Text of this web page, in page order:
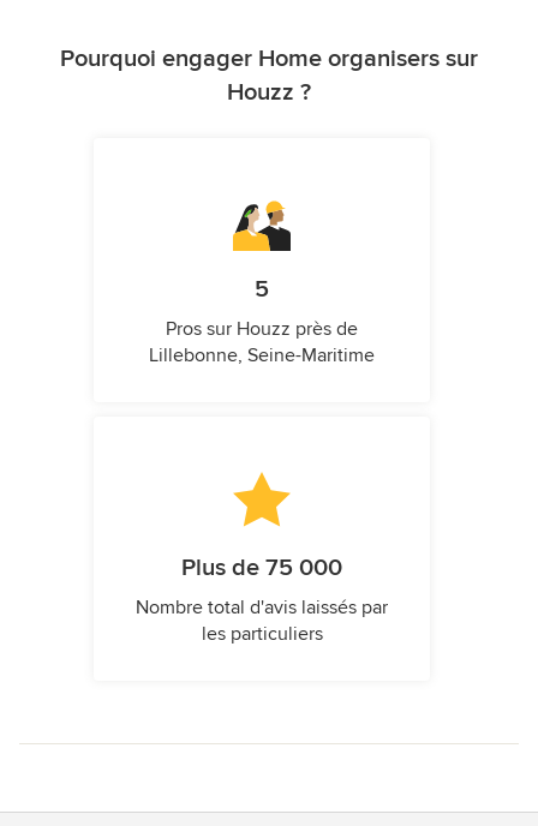
Pourquoi engager Home organisers sur
Houzz ?
5
Pros sur Houzz près de
Lillebonne, Seine-Maritime
Plus de 75 000
Nombre total d'avis laissés par
les particuliers